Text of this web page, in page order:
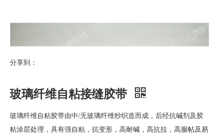
分享到：
玻璃纤维自粘接缝胶带
玻璃纤维自粘胶带由中/无玻璃纤维纱织造而成，后经抗碱剂及胶
粘涂层处理，具有强自粘，抗变形，高耐碱，高抗拉，高服帖及易